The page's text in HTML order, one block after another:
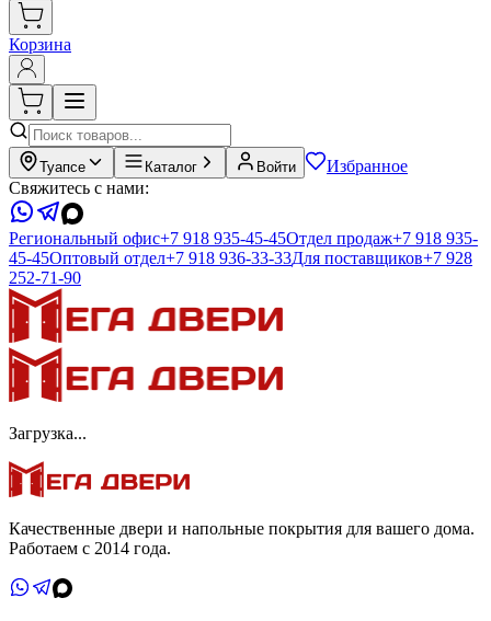
Корзина
Туапсе Каталог Войти
Избранное
Свяжитесь с нами:
Региональный офис+7 918 935-45-45Отдел продаж+7 918 935-
45-45Оптовый отдел+7 918 936-33-33Для поставщиков+7 928
252-71-90
Загрузка...
Качественные двери и напольные покрытия для вашего дома.
Работаем с 2014 года.